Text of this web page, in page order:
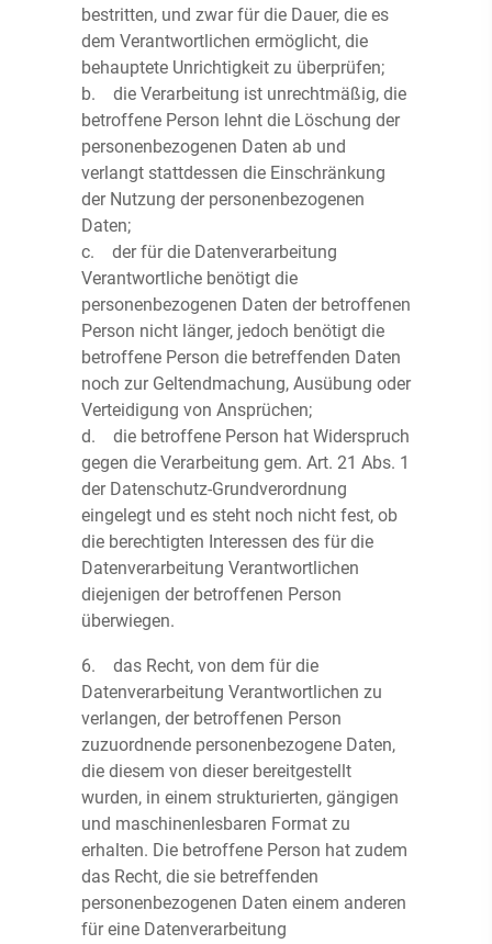
bestritten, und zwar für die Dauer, die es
dem Verantwortlichen ermöglicht, die
behauptete Unrichtigkeit zu überprüfen;
b. die Verarbeitung ist unrechtmäßig, die
betroffene Person lehnt die Löschung der
personenbezogenen Daten ab und
verlangt stattdessen die Einschränkung
der Nutzung der personenbezogenen
Daten;
c. der für die Datenverarbeitung
Verantwortliche benötigt die
personenbezogenen Daten der betroffenen
Person nicht länger, jedoch benötigt die
betroffene Person die betreffenden Daten
noch zur Geltendmachung, Ausübung oder
Verteidigung von Ansprüchen;
d. die betroffene Person hat Widerspruch
gegen die Verarbeitung gem. Art. 21 Abs. 1
der Datenschutz-Grundverordnung
eingelegt und es steht noch nicht fest, ob
die berechtigten Interessen des für die
Datenverarbeitung Verantwortlichen
diejenigen der betroffenen Person
überwiegen.
6. das Recht, von dem für die
Datenverarbeitung Verantwortlichen zu
verlangen, der betroffenen Person
zuzuordnende personenbezogene Daten,
die diesem von dieser bereitgestellt
wurden, in einem strukturierten, gängigen
und maschinenlesbaren Format zu
erhalten. Die betroffene Person hat zudem
das Recht, die sie betreffenden
personenbezogenen Daten einem anderen
für eine Datenverarbeitung